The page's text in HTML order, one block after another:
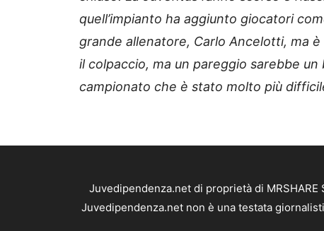
quell’impianto ha aggiunto giocatori
grande allenatore, Carlo Ancelotti, ma
il colpaccio, ma un pareggio sarebbe
campionato che è stato molto più
Juvedipendenza.net di proprietà di MRSHARE
Juvedipendenza.net non è una testata